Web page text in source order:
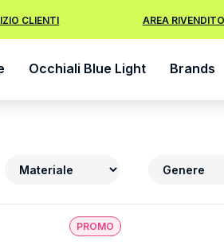
CLIENTI AREA
Occhiali Blue Light Brands
PROMO